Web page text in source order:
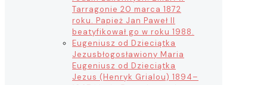
Tarragonie 20 marca 1872
roku. Papież Jan Paweł II
beatyfikował go w roku 1988.
Eugeniusz od Dzieciątka
Jezusbłogosławiony Maria
Eugeniusz od Dzieciątka
Jezus (Henryk Grialou) 1894–